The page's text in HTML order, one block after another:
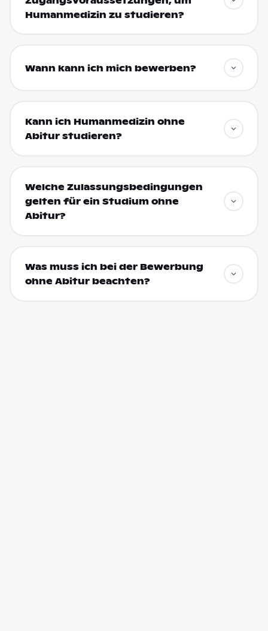
Humanmedizin zu studieren?
Wann kann ich mich bewerben?
Kann ich Humanmedizin ohne
Abitur studieren?
Welche Zulassungsbedingungen
gelten für ein Studium ohne
Abitur?
Was muss ich bei der Bewerbung
ohne Abitur beachten?